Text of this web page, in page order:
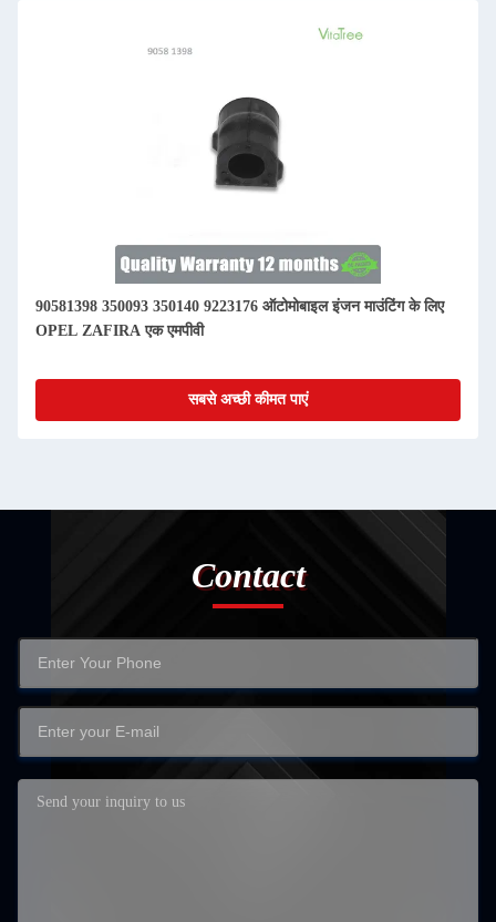
90581398 350093 350140 9223176 ऑटोमोबाइल इंजन माउंटिंग के लिए
OPEL ZAFIRA एक एमपीवी
सबसे अच्छी कीमत पाएं
Contact